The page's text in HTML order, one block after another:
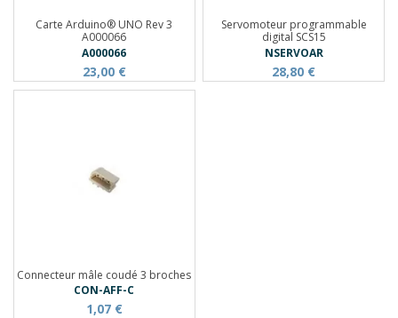
Carte Arduino® UNO Rev 3
A000066
A000066
23,00 €
Servomoteur programmable
digital SCS15
NSERVOAR
28,80 €
Connecteur mâle coudé 3 broches
CON-AFF-C
1,07 €